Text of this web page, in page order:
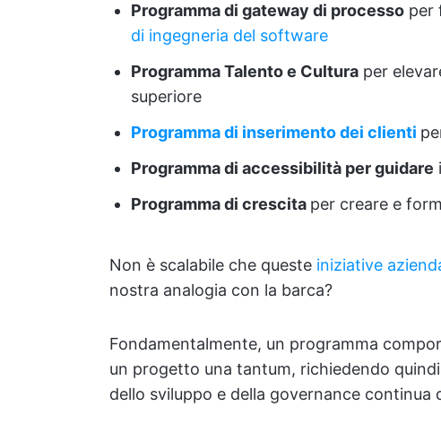
Programma di gateway di processo per
di ingegneria del software
Programma Talento e Cultura per
superiore
Programma di inserimento dei clienti
Programma di accessibilità per guidare
Programma di crescita per creare e
Non è scalabile che queste iniziative
nostra analogia con la barca?
Fondamentalmente, un programma
un progetto una tantum, richiedendo
dello sviluppo e della governance continua